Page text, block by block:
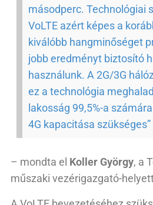
másodperc. Technológiai
VoLTE azért képes a
kiválóbb hangminőséget
jobb eredményt biztosító
használunk. A 2G/3G
ez a technológia
lakosság 99,5%-a
4G kapacitása szükséges”
– mondta el Koller György, a
műszaki vezérigazgató-